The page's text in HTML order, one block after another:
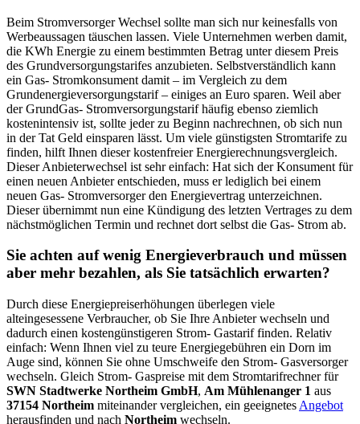
Beim Stromversorger Wechsel sollte man sich nur keinesfalls von
Werbeaussagen täuschen lassen. Viele Unternehmen werben damit,
die KWh Energie zu einem bestimmten Betrag unter diesem Preis
des Grundversorgungstarifes anzubieten. Selbstverständlich kann
ein Gas- Stromkonsument damit – im Vergleich zu dem
Grundenergieversorgungstarif – einiges an Euro sparen. Weil aber
der GrundGas- Stromversorgungstarif häufig ebenso ziemlich
kostenintensiv ist, sollte jeder zu Beginn nachrechnen, ob sich nun
in der Tat Geld einsparen lässt. Um viele günstigsten Stromtarife zu
finden, hilft Ihnen dieser kostenfreier Energierechnungsvergleich.
Dieser Anbieterwechsel ist sehr einfach: Hat sich der Konsument für
einen neuen Anbieter entschieden, muss er lediglich bei einem
neuen Gas- Stromversorger den Energievertrag unterzeichnen.
Dieser übernimmt nun eine Kündigung des letzten Vertrages zu dem
nächstmöglichen Termin und rechnet dort selbst die Gas- Strom ab.
Sie achten auf wenig Energieverbrauch und müssen
aber mehr bezahlen, als Sie tatsächlich erwarten?
Durch diese Energiepreiserhöhungen überlegen viele
alteingesessene Verbraucher, ob Sie Ihre Anbieter wechseln und
dadurch einen kostengünstigeren Strom- Gastarif finden. Relativ
einfach: Wenn Ihnen viel zu teure Energiegebühren ein Dorn im
Auge sind, können Sie ohne Umschweife den Strom- Gasversorger
wechseln. Gleich Strom- Gaspreise mit dem Stromtarifrechner für
SWN Stadtwerke Northeim GmbH, Am Mühlenanger 1 aus
37154 Northeim miteinander vergleichen, ein geeignetes Angebot
herausfinden und nach Northeim wechseln.